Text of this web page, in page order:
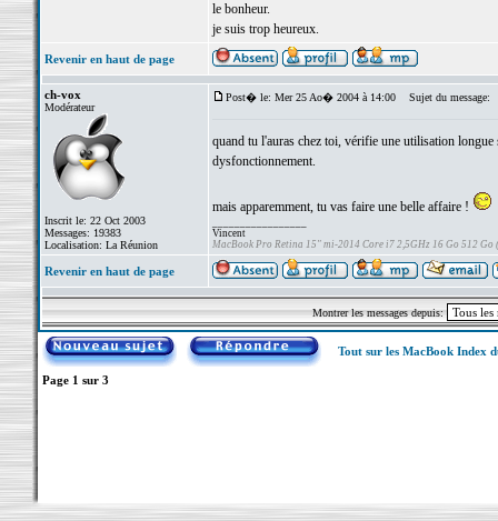
le bonheur.
je suis trop heureux.
Revenir en haut de page
ch-vox
Modérateur
Inscrit le: 22 Oct 2003
Messages: 19383
Localisation: La Réunion
Post� le: Mer 25 Ao� 2004 à 14:00 Sujet du message:
quand tu l'auras chez toi, vérifie une utilisation longue
dysfonctionnement.
mais apparemment, tu vas faire une belle affaire !
Vincent
MacBook Pro Retina 15" mi-2014 Core i7 2,5GHz 16 Go 512 Go
Revenir en haut de page
Montrer les messages depuis:
Tout sur les MacBook Index
Page 1 sur 3